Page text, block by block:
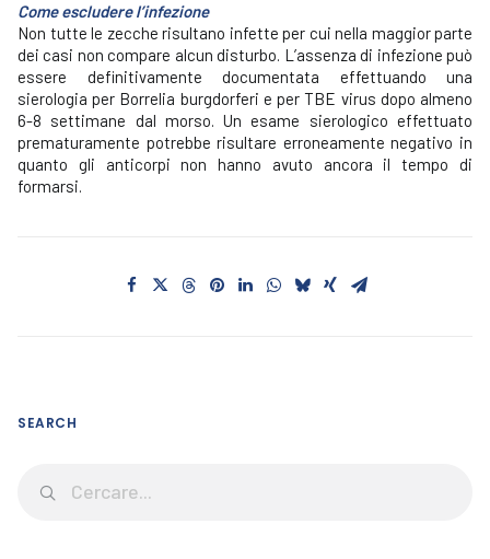
Come escludere l’infezione
Non tutte le zecche risultano infette per cui nella maggior parte
dei casi non compare alcun disturbo. L’assenza di infezione può
essere definitivamente documentata effettuando una
sierologia per Borrelia burgdorferi e per TBE virus dopo almeno
6-8 settimane dal morso. Un esame sierologico effettuato
prematuramente potrebbe risultare erroneamente negativo in
quanto gli anticorpi non hanno avuto ancora il tempo di
formarsi.
SEARCH